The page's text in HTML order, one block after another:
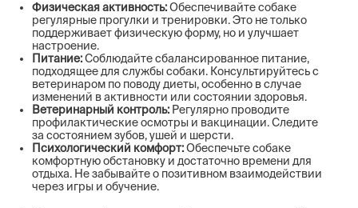
Физическая активность:Обеспечивайте собаке
регулярные прогулки и тренировки. Это не только
поддерживает физическую форму, но и улучшает
настроение.
Питание:Соблюдайте сбалансированное питание,
подходящее для службы собаки. Консультируйтесь с
ветеринаром по поводу диеты, особенно в случае
изменений в активности или состоянии здоровья.
Ветеринарный контроль: Регулярно проводите
профилактические осмотры и вакцинации. Следите
за состоянием зубов, ушей и шерсти.
Психологический комфорт:Обеспечьте собаке
комфортную обстановку и достаточно времени для
отдыха. Не забывайте о позитивном взаимодействии
через игры и обучение.